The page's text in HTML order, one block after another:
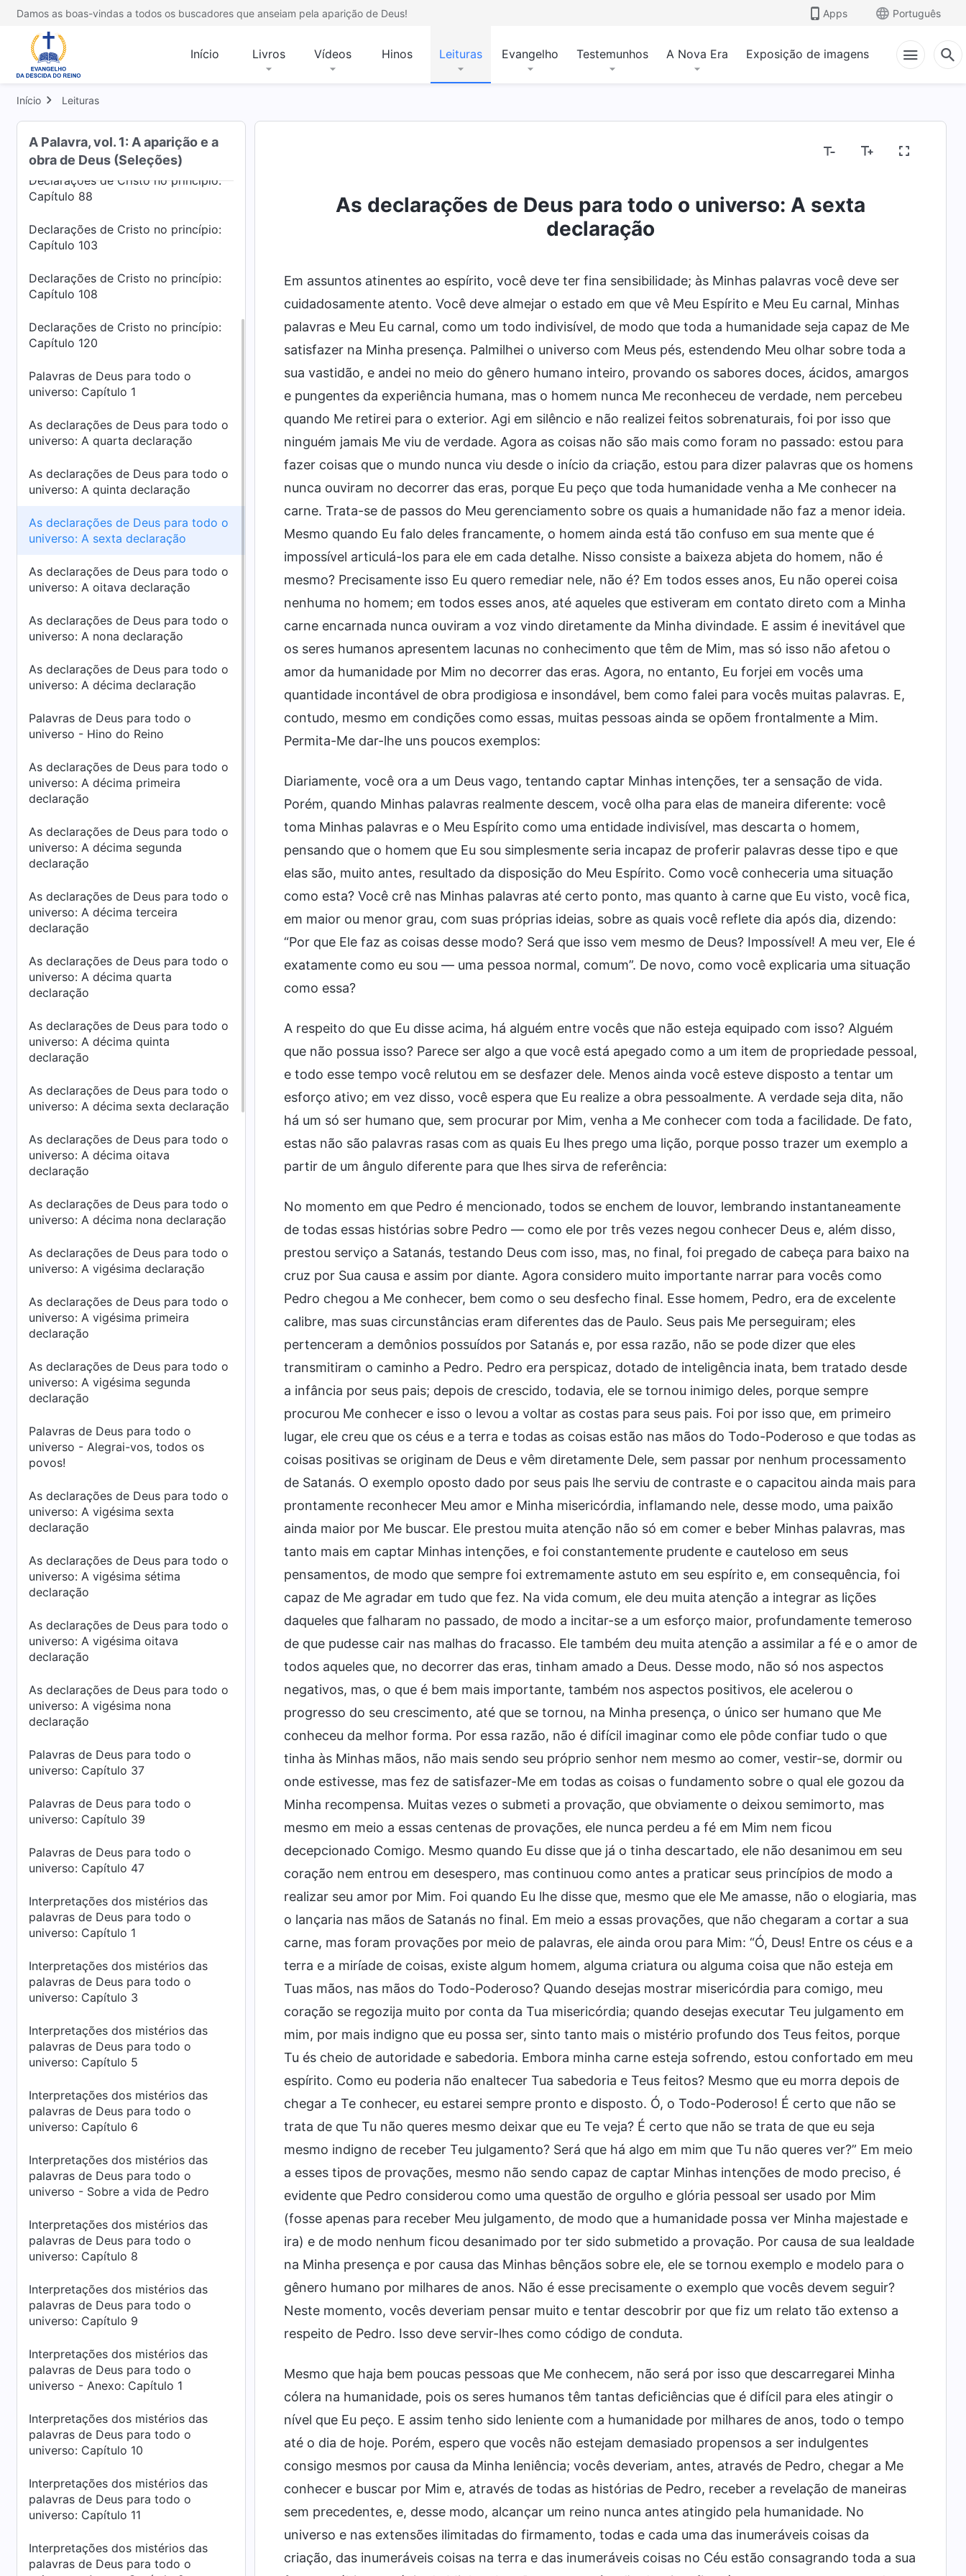
Damos as boas-vindas a todos os buscadores que anseiam pela aparição de Deus! Apps Português
Início Livros Vídeos Hinos Leituras Evangelho Testemunhos A Nova Era Exposição de imagens
Início Leituras
A Palavra, vol. 1: A aparição e a
obra de Deus (Seleções)
Declarações de Cristo no princípio:
Capítulo 35
Capítulo 36
Capítulo 70
Declarações de Cristo no princípio:
Capítulo 88
Declarações de Cristo no princípio:
Capítulo 103
Declarações de Cristo no princípio:
Capítulo 108
Declarações de Cristo no princípio:
Capítulo 120
Palavras de Deus para todo o
universo: Capítulo 1
As declarações de Deus para todo o
universo: A quarta declaração
As declarações de Deus para todo o
universo: A quinta declaração
As declarações de Deus para todo o
universo: A sexta declaração
As declarações de Deus para todo o
universo: A oitava declaração
As declarações de Deus para todo o
universo: A nona declaração
As declarações de Deus para todo o
universo: A décima declaração
Palavras de Deus para todo o
universo - Hino do Reino
As declarações de Deus para todo o
universo: A décima primeira
declaração
As declarações de Deus para todo o
universo: A décima segunda
declaração
As declarações de Deus para todo o
universo: A décima terceira
declaração
As declarações de Deus para todo o
universo: A décima quarta
declaração
As declarações de Deus para todo o
universo: A décima quinta
declaração
As declarações de Deus para todo o
universo: A décima sexta declaração
As declarações de Deus para todo o
universo: A décima oitava
declaração
As declarações de Deus para todo o
universo: A décima nona declaração
As declarações de Deus para todo o
universo: A vigésima declaração
As declarações de Deus para todo o
universo: A vigésima primeira
declaração
As declarações de Deus para todo o
universo: A vigésima segunda
declaração
Palavras de Deus para todo o
universo - Alegrai-vos, todos os
povos!
As declarações de Deus para todo o
universo: A vigésima sexta
declaração
As declarações de Deus para todo o
universo: A vigésima sétima
declaração
As declarações de Deus para todo o
universo: A vigésima oitava
declaração
As declarações de Deus para todo o
universo: A vigésima nona
declaração
Palavras de Deus para todo o
universo: Capítulo 37
Palavras de Deus para todo o
universo: Capítulo 39
Palavras de Deus para todo o
universo: Capítulo 47
Interpretações dos mistérios das
palavras de Deus para todo o
universo: Capítulo 1
Interpretações dos mistérios das
palavras de Deus para todo o
universo: Capítulo 3
Interpretações dos mistérios das
palavras de Deus para todo o
universo: Capítulo 5
Interpretações dos mistérios das
palavras de Deus para todo o
universo: Capítulo 6
Interpretações dos mistérios das
palavras de Deus para todo o
universo - Sobre a vida de Pedro
Interpretações dos mistérios das
palavras de Deus para todo o
universo: Capítulo 8
Interpretações dos mistérios das
palavras de Deus para todo o
universo: Capítulo 9
Interpretações dos mistérios das
palavras de Deus para todo o
universo - Anexo: Capítulo 1
Interpretações dos mistérios das
palavras de Deus para todo o
universo: Capítulo 10
Interpretações dos mistérios das
palavras de Deus para todo o
universo: Capítulo 11
Interpretações dos mistérios das
palavras de Deus para todo o
As declarações de Deus para todo o universo: A sexta
declaração
Em assuntos atinentes ao espírito, você deve ter fina sensibilidade; às Minhas palavras você deve ser
cuidadosamente atento. Você deve almejar o estado em que vê Meu Espírito e Meu Eu carnal, Minhas
palavras e Meu Eu carnal, como um todo indivisível, de modo que toda a humanidade seja capaz de Me
satisfazer na Minha presença. Palmilhei o universo com Meus pés, estendendo Meu olhar sobre toda a
sua vastidão, e andei no meio do gênero humano inteiro, provando os sabores doces, ácidos, amargos
e pungentes da experiência humana, mas o homem nunca Me reconheceu de verdade, nem percebeu
quando Me retirei para o exterior. Agi em silêncio e não realizei feitos sobrenaturais, foi por isso que
ninguém jamais Me viu de verdade. Agora as coisas não são mais como foram no passado: estou para
fazer coisas que o mundo nunca viu desde o início da criação, estou para dizer palavras que os homens
nunca ouviram no decorrer das eras, porque Eu peço que toda humanidade venha a Me conhecer na
carne. Trata-se de passos do Meu gerenciamento sobre os quais a humanidade não faz a menor ideia.
Mesmo quando Eu falo deles francamente, o homem ainda está tão confuso em sua mente que é
impossível articulá-los para ele em cada detalhe. Nisso consiste a baixeza abjeta do homem, não é
mesmo? Precisamente isso Eu quero remediar nele, não é? Em todos esses anos, Eu não operei coisa
nenhuma no homem; em todos esses anos, até aqueles que estiveram em contato direto com a Minha
carne encarnada nunca ouviram a voz vindo diretamente da Minha divindade. E assim é inevitável que
os seres humanos apresentem lacunas no conhecimento que têm de Mim, mas só isso não afetou o
amor da humanidade por Mim no decorrer das eras. Agora, no entanto, Eu forjei em vocês uma
quantidade incontável de obra prodigiosa e insondável, bem como falei para vocês muitas palavras. E,
contudo, mesmo em condições como essas, muitas pessoas ainda se opõem frontalmente a Mim.
Permita-Me dar-lhe uns poucos exemplos:
Diariamente, você ora a um Deus vago, tentando captar Minhas intenções, ter a sensação de vida.
Porém, quando Minhas palavras realmente descem, você olha para elas de maneira diferente: você
toma Minhas palavras e o Meu Espírito como uma entidade indivisível, mas descarta o homem,
pensando que o homem que Eu sou simplesmente seria incapaz de proferir palavras desse tipo e que
elas são, muito antes, resultado da disposição do Meu Espírito. Como você conheceria uma situação
como esta? Você crê nas Minhas palavras até certo ponto, mas quanto à carne que Eu visto, você fica,
em maior ou menor grau, com suas próprias ideias, sobre as quais você reflete dia após dia, dizendo:
“Por que Ele faz as coisas desse modo? Será que isso vem mesmo de Deus? Impossível! A meu ver, Ele é
exatamente como eu sou — uma pessoa normal, comum”. De novo, como você explicaria uma situação
como essa?
A respeito do que Eu disse acima, há alguém entre vocês que não esteja equipado com isso? Alguém
que não possua isso? Parece ser algo a que você está apegado como a um item de propriedade pessoal,
e todo esse tempo você relutou em se desfazer dele. Menos ainda você esteve disposto a tentar um
esforço ativo; em vez disso, você espera que Eu realize a obra pessoalmente. A verdade seja dita, não
há um só ser humano que, sem procurar por Mim, venha a Me conhecer com toda a facilidade. De fato,
estas não são palavras rasas com as quais Eu lhes prego uma lição, porque posso trazer um exemplo a
partir de um ângulo diferente para que lhes sirva de referência:
No momento em que Pedro é mencionado, todos se enchem de louvor, lembrando instantaneamente
de todas essas histórias sobre Pedro — como ele por três vezes negou conhecer Deus e, além disso,
prestou serviço a Satanás, testando Deus com isso, mas, no final, foi pregado de cabeça para baixo na
cruz por Sua causa e assim por diante. Agora considero muito importante narrar para vocês como
Pedro chegou a Me conhecer, bem como o seu desfecho final. Esse homem, Pedro, era de excelente
calibre, mas suas circunstâncias eram diferentes das de Paulo. Seus pais Me perseguiram; eles
pertenceram a demônios possuídos por Satanás e, por essa razão, não se pode dizer que eles
transmitiram o caminho a Pedro. Pedro era perspicaz, dotado de inteligência inata, bem tratado desde
a infância por seus pais; depois de crescido, todavia, ele se tornou inimigo deles, porque sempre
procurou Me conhecer e isso o levou a voltar as costas para seus pais. Foi por isso que, em primeiro
lugar, ele creu que os céus e a terra e todas as coisas estão nas mãos do Todo-Poderoso e que todas as
coisas positivas se originam de Deus e vêm diretamente Dele, sem passar por nenhum processamento
de Satanás. O exemplo oposto dado por seus pais lhe serviu de contraste e o capacitou ainda mais para
prontamente reconhecer Meu amor e Minha misericórdia, inflamando nele, desse modo, uma paixão
ainda maior por Me buscar. Ele prestou muita atenção não só em comer e beber Minhas palavras, mas
tanto mais em captar Minhas intenções, e foi constantemente prudente e cauteloso em seus
pensamentos, de modo que sempre foi extremamente astuto em seu espírito e, em consequência, foi
capaz de Me agradar em tudo que fez. Na vida comum, ele deu muita atenção a integrar as lições
daqueles que falharam no passado, de modo a incitar-se a um esforço maior, profundamente temeroso
de que pudesse cair nas malhas do fracasso. Ele também deu muita atenção a assimilar a fé e o amor de
todos aqueles que, no decorrer das eras, tinham amado a Deus. Desse modo, não só nos aspectos
negativos, mas, o que é bem mais importante, também nos aspectos positivos, ele acelerou o
progresso do seu crescimento, até que se tornou, na Minha presença, o único ser humano que Me
conheceu da melhor forma. Por essa razão, não é difícil imaginar como ele pôde confiar tudo o que
tinha às Minhas mãos, não mais sendo seu próprio senhor nem mesmo ao comer, vestir-se, dormir ou
onde estivesse, mas fez de satisfazer-Me em todas as coisas o fundamento sobre o qual ele gozou da
Minha recompensa. Muitas vezes o submeti a provação, que obviamente o deixou semimorto, mas
mesmo em meio a essas centenas de provações, ele nunca perdeu a fé em Mim nem ficou
decepcionado Comigo. Mesmo quando Eu disse que já o tinha descartado, ele não desanimou em seu
coração nem entrou em desespero, mas continuou como antes a praticar seus princípios de modo a
realizar seu amor por Mim. Foi quando Eu lhe disse que, mesmo que ele Me amasse, não o elogiaria, mas
o lançaria nas mãos de Satanás no final. Em meio a essas provações, que não chegaram a cortar a sua
carne, mas foram provações por meio de palavras, ele ainda orou para Mim: “Ó, Deus! Entre os céus e a
terra e a miríade de coisas, existe algum homem, alguma criatura ou alguma coisa que não esteja em
Tuas mãos, nas mãos do Todo-Poderoso? Quando desejas mostrar misericórdia para comigo, meu
coração se regozija muito por conta da Tua misericórdia; quando desejas executar Teu julgamento em
mim, por mais indigno que eu possa ser, sinto tanto mais o mistério profundo dos Teus feitos, porque
Tu és cheio de autoridade e sabedoria. Embora minha carne esteja sofrendo, estou confortado em meu
espírito. Como eu poderia não enaltecer Tua sabedoria e Teus feitos? Mesmo que eu morra depois de
chegar a Te conhecer, eu estarei sempre pronto e disposto. Ó, o Todo-Poderoso! É certo que não se
trata de que Tu não queres mesmo deixar que eu Te veja? É certo que não se trata de que eu seja
mesmo indigno de receber Teu julgamento? Será que há algo em mim que Tu não queres ver?” Em meio
a esses tipos de provações, mesmo não sendo capaz de captar Minhas intenções de modo preciso, é
evidente que Pedro considerou como uma questão de orgulho e glória pessoal ser usado por Mim
(fosse apenas para receber Meu julgamento, de modo que a humanidade possa ver Minha majestade e
ira) e de modo nenhum ficou desanimado por ter sido submetido a provação. Por causa de sua lealdade
na Minha presença e por causa das Minhas bênçãos sobre ele, ele se tornou exemplo e modelo para o
gênero humano por milhares de anos. Não é esse precisamente o exemplo que vocês devem seguir?
Neste momento, vocês deveriam pensar muito e tentar descobrir por que fiz um relato tão extenso a
respeito de Pedro. Isso deve servir-lhes como código de conduta.
Mesmo que haja bem poucas pessoas que Me conhecem, não será por isso que descarregarei Minha
cólera na humanidade, pois os seres humanos têm tantas deficiências que é difícil para eles atingir o
nível que Eu peço. E assim tenho sido leniente com a humanidade por milhares de anos, todo o tempo
até o dia de hoje. Porém, espero que vocês não estejam demasiado propensos a ser indulgentes
consigo mesmos por causa da Minha leniência; vocês deveriam, antes, através de Pedro, chegar a Me
conhecer e buscar por Mim e, através de todas as histórias de Pedro, receber a revelação de maneiras
sem precedentes, e, desse modo, alcançar um reino nunca antes atingido pela humanidade. No
universo e nas extensões ilimitadas do firmamento, todas e cada uma das inumeráveis coisas da
criação, das inumeráveis coisas na terra e das inumeráveis coisas no Céu estão consagrando toda a sua